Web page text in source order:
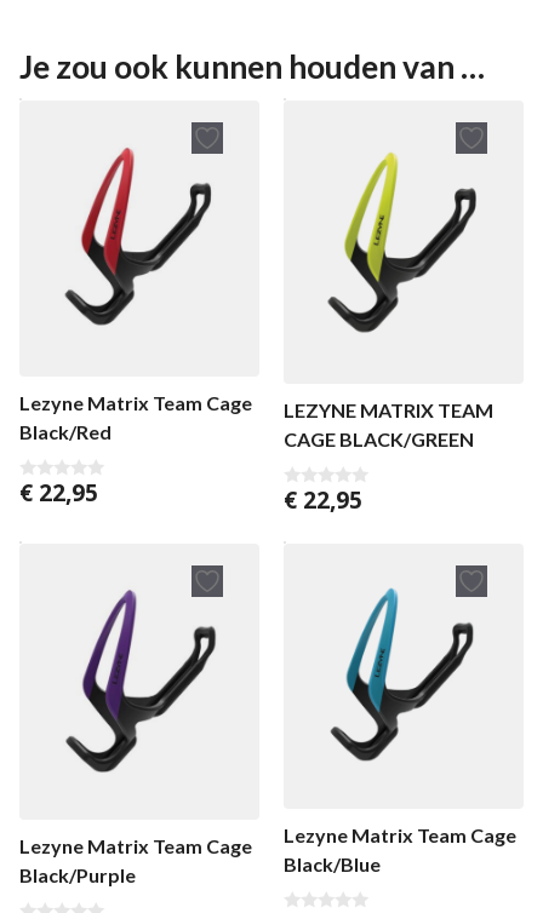
Je zou ook kunnen houden van …
Lezyne Matrix Team Cage
Black/Red
0
v
n
€ 22,95
LEZYNE MATRIX TEAM
CAGE BLACK/GREEN
0
v
n
€ 22,95
Lezyne Matrix Team Cage
Black/Purple
Lezyne Matrix Team Cage
Black/Blue